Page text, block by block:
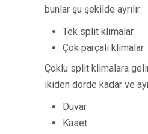
bunlar şu şekilde ayrılır:
Tek split klimalar
Çok parçalı klimalar
Çoklu split klimalara
ikiden dörde kadar ve
Duvar
Kaset